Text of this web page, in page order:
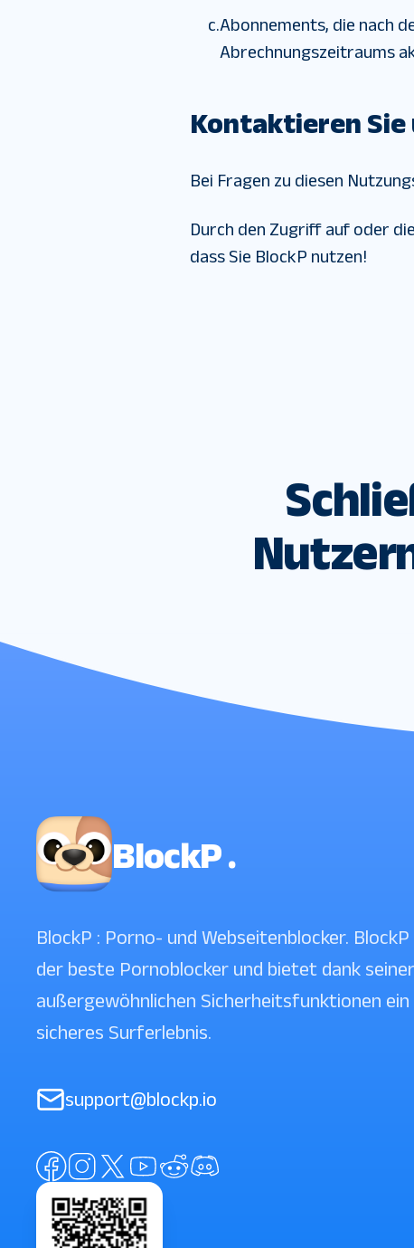
c.Abonnements, die nach
Abrechnungszeitraums
Kontaktieren Sie
Bei Fragen zu diesen
Durch den Zugriff auf oder
dass Sie BlockP nutzen!
BlockP .
BlockP : Porno- und Webseitenblocker.
der beste Pornoblocker und bietet dank seiner
außergewöhnlichen Sicherheitsfunktionen ein
sicheres Surferlebnis.
support@blockp.io